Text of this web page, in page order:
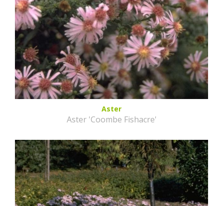
Aster
Aster 'Coombe Fishacre'